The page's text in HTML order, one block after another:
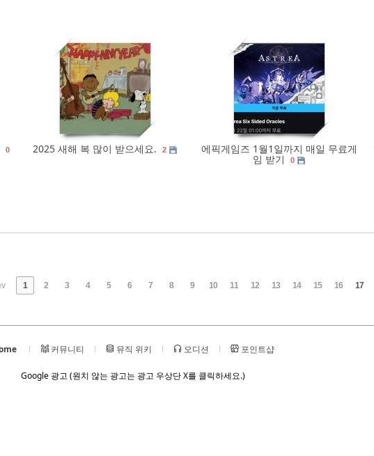
0
1592 0
2025 새해 복 많이 받으세요. 2
1544 0
에픽게임즈 1월1일까지 매일 무료게
임 받기 0
1 2 3 4 5 6 7 8 9 10 11 12 13 14 15 16 17
커뮤니티 뮤직 위키 오디션 포인트샵
Google 광고 (원치 않는 광고는 광고 우상단 X를 클릭하세요.)